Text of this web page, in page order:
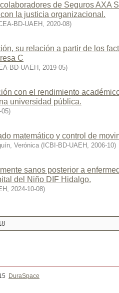
de Seguros AXA
la justicia organizacional.
BD-UAEH , 2020-08)
su relación a partir de los
C
BD-UAEH , 2019-05)
con el rendimiento
universidad pública.
05)
matemático y control de
Verónica ( ICBI-BD-UAEH , 2006-10)
sanos posterior a
del Niño DIF Hidalgo.
, 2024-10-08)
DuraSpace